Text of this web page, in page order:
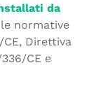
da
normative
Direttiva
CE e